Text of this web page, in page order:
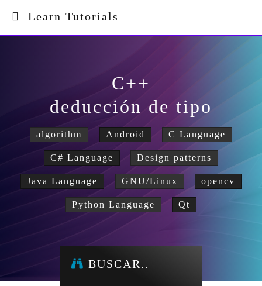
Learn Tutorials
C++
deducción de tipo
algorithm Android C Language
C# Language Design patterns
Java Language GNU/Linux opencv
Python Language Qt
BUSCAR..